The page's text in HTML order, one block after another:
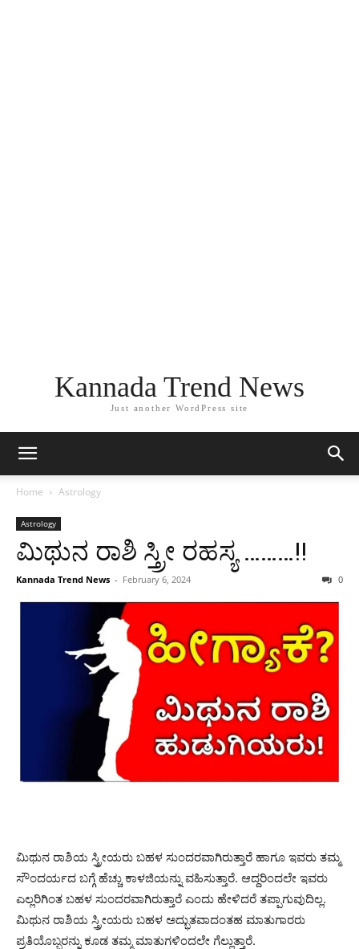
Kannada Trend News
Just another WordPress site
Home Astrology
Astrology
ಮಿಥುನ ರಾಶಿ ಸ್ತ್ರೀ ರಹಸ್ಯ ………!!
Kannada Trend News - February 6, 2024 0
ಮಿಥುನ ರಾಶಿಯ ಸ್ತ್ರೀಯರು ಬಹಳ ಸುಂದರವಾಗಿರುತ್ತಾರೆ ಹಾಗೂ ಇವರು ತಮ್ಮ
ಸೌಂದರ್ಯದ ಬಗ್ಗೆ ಹೆಚ್ಚು ಕಾಳಜಿಯನ್ನು ವಹಿಸುತ್ತಾರೆ. ಆದ್ದರಿಂದಲೇ ಇವರು
ಎಲ್ಲರಿಗಿಂತ ಬಹಳ ಸುಂದರವಾಗಿರುತ್ತಾರೆ ಎಂದು ಹೇಳಿದರೆ ತಪ್ಪಾಗುವುದಿಲ್ಲ.
ಮಿಥುನ ರಾಶಿಯ ಸ್ತ್ರೀಯರು ಬಹಳ ಅದ್ಭುತವಾದಂತಹ ಮಾತುಗಾರರು
ಪ್ರತಿಯೊಬ್ಬರನ್ನು ಕೂಡ ತಮ್ಮ ಮಾತುಗಳಿಂದಲೇ ಗೆಲ್ಲುತ್ತಾರೆ.